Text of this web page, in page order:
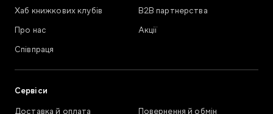
Хаб книжкових клубів
В2В партнерства
Про нас
Акції
Співпраця
Сервіси
Доставка й оплата
Повернення й обмін